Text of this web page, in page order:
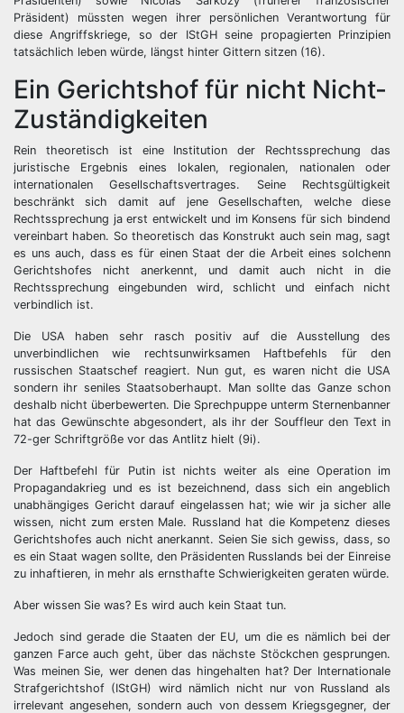
Präsident) müssten wegen ihrer persönlichen Verantwortung für
diese Angriffskriege, so der IStGH seine propagierten Prinzipien
tatsächlich leben würde, längst hinter Gittern sitzen (16).
Ein Gerichtshof für nicht Nicht-
Zuständigkeiten
Rein theoretisch ist eine Institution der Rechtssprechung das
juristische Ergebnis eines lokalen, regionalen, nationalen oder
internationalen Gesellschaftsvertrages. Seine Rechtsgültigkeit
beschränkt sich damit auf jene Gesellschaften, welche diese
Rechtssprechung ja erst entwickelt und im Konsens für sich bindend
vereinbart haben. So theoretisch das Konstrukt auch sein mag, sagt
es uns auch, dass es für einen Staat der die Arbeit eines solchenn
Gerichtshofes nicht anerkennt, und damit auch nicht in die
Rechtssprechung eingebunden wird, schlicht und einfach nicht
verbindlich ist.
Die USA haben sehr rasch positiv auf die Ausstellung des
unverbindlichen wie rechtsunwirksamen Haftbefehls für den
russischen Staatschef reagiert. Nun gut, es waren nicht die USA
sondern ihr seniles Staatsoberhaupt. Man sollte das Ganze schon
deshalb nicht überbewerten. Die Sprechpuppe unterm Sternenbanner
hat das Gewünschte abgesondert, als ihr der Souffleur den Text in
72-ger Schriftgröße vor das Antlitz hielt (9i).
Der Haftbefehl für Putin ist nichts weiter als eine Operation im
Propagandakrieg und es ist bezeichnend, dass sich ein angeblich
unabhängiges Gericht darauf eingelassen hat; wie wir ja sicher alle
wissen, nicht zum ersten Male. Russland hat die Kompetenz dieses
Gerichtshofes auch nicht anerkannt. Seien Sie sich gewiss, dass, so
es ein Staat wagen sollte, den Präsidenten Russlands bei der Einreise
zu inhaftieren, in mehr als ernsthafte Schwierigkeiten geraten würde.
Aber wissen Sie was? Es wird auch kein Staat tun.
Jedoch sind gerade die Staaten der EU, um die es nämlich bei der
ganzen Farce auch geht, über das nächste Stöckchen gesprungen.
Was meinen Sie, wer denen das hingehalten hat? Der Internationale
Strafgerichtshof (IStGH) wird nämlich nicht nur von Russland als
irrelevant angesehen, sondern auch von dessem Kriegsgegner, der